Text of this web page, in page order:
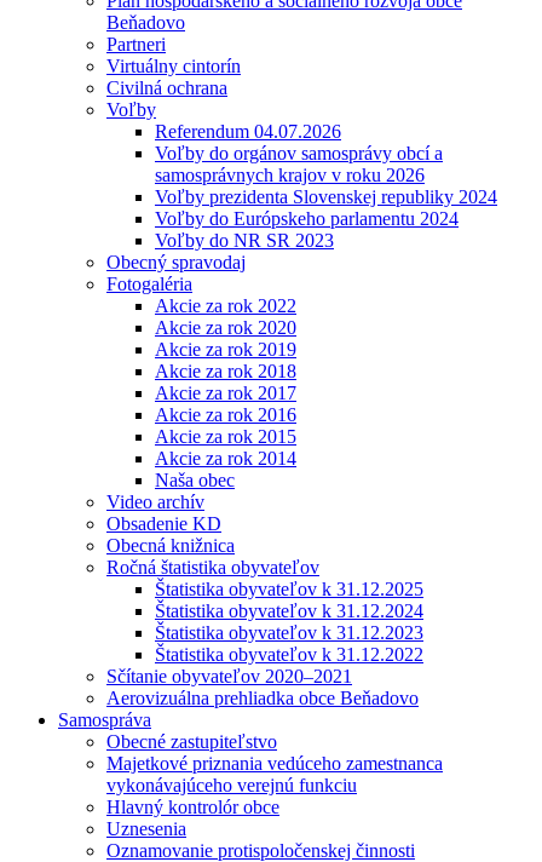
Beňadovo
Partneri
Virtuálny cintorín
Civilná ochrana
Voľby
Referendum 04.07.2026
Voľby do orgánov samosprávy obcí a
samosprávnych krajov v roku 2026
Voľby prezidenta Slovenskej republiky 2024
Voľby do Európskeho parlamentu 2024
Voľby do NR SR 2023
Obecný spravodaj
Fotogaléria
Akcie za rok 2022
Akcie za rok 2020
Akcie za rok 2019
Akcie za rok 2018
Akcie za rok 2017
Akcie za rok 2016
Akcie za rok 2015
Akcie za rok 2014
Naša obec
Video archív
Obsadenie KD
Obecná knižnica
Ročná štatistika obyvateľov
Štatistika obyvateľov k 31.12.2025
Štatistika obyvateľov k 31.12.2024
Štatistika obyvateľov k 31.12.2023
Štatistika obyvateľov k 31.12.2022
Sčítanie obyvateľov 2020–2021
Aerovizuálna prehliadka obce Beňadovo
Samospráva
Obecné zastupiteľstvo
Majetkové priznania vedúceho zamestnanca
vykonávajúceho verejnú funkciu
Hlavný kontrolór obce
Uznesenia
Oznamovanie protispoločenskej činnosti